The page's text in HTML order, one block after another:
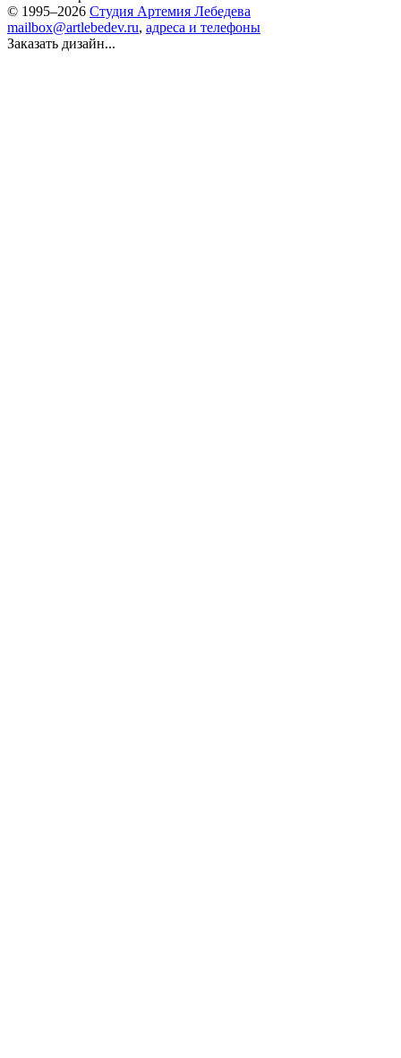
© 1995–2026 Студия Артемия Лебедева
mailbox@artlebedev.ru, адреса и телефоны
Заказать дизайн...